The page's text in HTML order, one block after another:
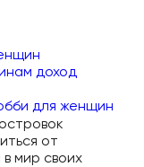
доход
для женщин
от
в мир своих